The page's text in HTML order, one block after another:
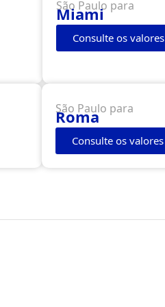
São Paulo para
Miami
Consulte os valores
São Paulo para
Roma
Consulte os valores